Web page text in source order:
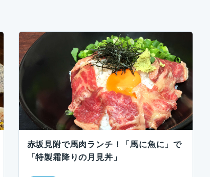
赤坂見附で馬肉ランチ！「馬に魚に」で
「特製霜降りの月見丼」